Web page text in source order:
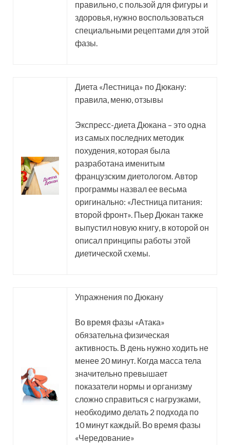
правильно, с пользой для фигуры и
здоровья, нужно воспользоваться
специальными рецептами для этой
фазы.
Диета «Лестница» по Дюкану:
правила, меню, отзывы
Экспресс-диета Дюкана – это одна
из самых последних методик
похудения, которая была
разработана именитым
французским диетологом. Автор
программы назвал ее весьма
оригинально: «Лестница питания:
второй фронт». Пьер Дюкан также
выпустил новую книгу, в которой он
описал принципы работы этой
диетической схемы.
Упражнения по Дюкану
Во время фазы «Атака»
обязательна физическая
активность. В день нужно ходить не
менее 20 минут. Когда масса тела
значительно превышает
показатели нормы и организму
сложно справиться с нагрузками,
необходимо делать 2 подхода по
10 минут каждый. Во время фазы
«Чередование»